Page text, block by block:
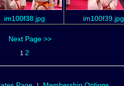
im100f38.jpg im100f39.jpg
Next Page >>
1 2